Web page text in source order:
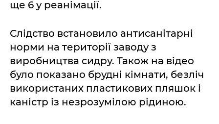
ще 6 у реанімації.
Слідство встановило антисанітарні
норми на території заводу з
виробництва сидру. Також на відео
було показано брудні кімнати, безліч
використаних пластикових пляшок і
каністр із незрозумілою рідиною.